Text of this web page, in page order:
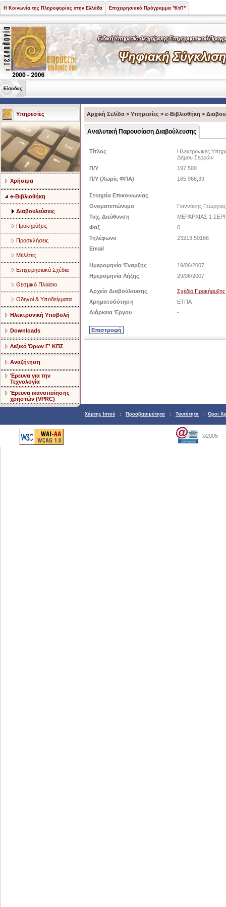
Η Κοινωνία της Πληροφορίας στην Ελλάδα Επιχειρησιακό Πρόγραμμα "ΚτΠ"
Είσοδος
Υπηρεσίες
Χρήσιμα
e-Βιβλιοθήκη
Διαβουλεύσεις
Προκηρύξεις
Προσκλήσεις
Μελέτες
Επιχειρησιακά Σχέδια
Θεσμικό Πλαίσιο
Οδηγοί & Υποδείγματα
Ηλεκτρονική Υποβολή
Downloads
Λεξικό Όρων Γ' ΚΠΣ
Αναζήτηση
Έρευνα για την
Τεχνολογία
Έρευνα ικανοποίησης
χρηστών (VPRC)
Αρχική Σελίδα > Υπηρεσίες > e-Βιβλιοθήκη >
Αναλυτική Παρουσίαση Διαβούλευσης
Τίτλος
Ηλεκτρονικές
Δήμου Σερρών
Π/Υ
197.500
Π/Υ (Χωρίς ΦΠΑ)
165.966,39
Στοιχεία Επικοινωνίας
Ονοματεπώνυμο
Γιαννάκης Γεώργιος
Ταχ. Διεύθυνση
ΜΕΡΑΡΧΙΑΣ 1
Φαξ
0
Τηλέφωνο
23213 50166
Email
Ημερομηνία Έναρξης
19/06/2007
Ημερομηνία Λήξης
29/06/2007
Αρχείο Διαβούλευσης
Σχέδιο Προκήρυξης
Χρηματοδότηση
ETΠΑ
Διάρκεια Έργου
-
Χάρτης Ιστού : Προσβασιμότητα : Ταυτότητα : Όροι
©2005